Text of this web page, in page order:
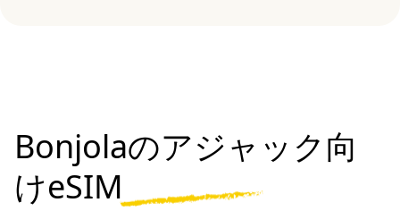
Bonjolaのアジャック向
けeSIM